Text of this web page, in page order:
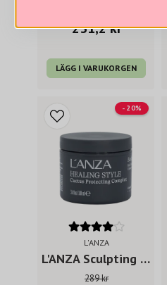
231,2 kr
LÄGG I VARUKORGEN
L'ANZA
L'ANZA Sculpting Paste 100 ml
289 kr
- 20%